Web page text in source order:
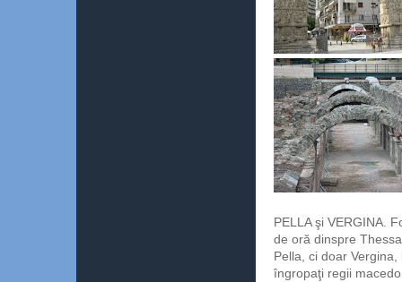
PELLA şi VERGINA.
de oră dinspre
Pella, ci doar
îngropaţi regii